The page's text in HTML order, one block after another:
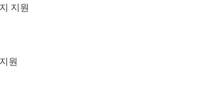
지원
원